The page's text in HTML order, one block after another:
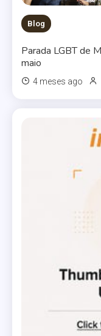
Blog
Parada LGBT de
maio
4 meses ago